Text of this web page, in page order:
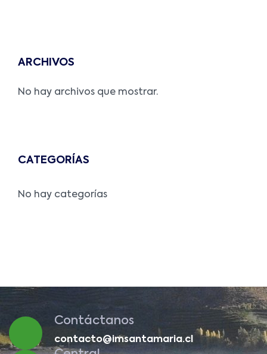
ARCHIVOS
No hay archivos que mostrar.
CATEGORÍAS
No hay categorías
Contáctanos
contacto@imsantamaria.cl